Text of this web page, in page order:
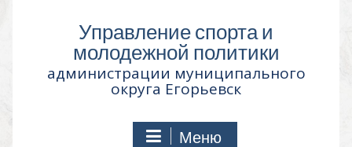
Управление спорта и
молодежной политики
администрации муниципального
округа Егорьевск
Меню